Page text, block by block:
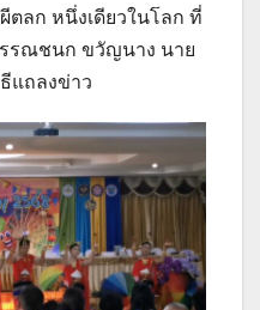
ตลก หนึ่งเดียวในโลก ที่
รรณชนก ขวัญนาง นาย
แถลงข่าว